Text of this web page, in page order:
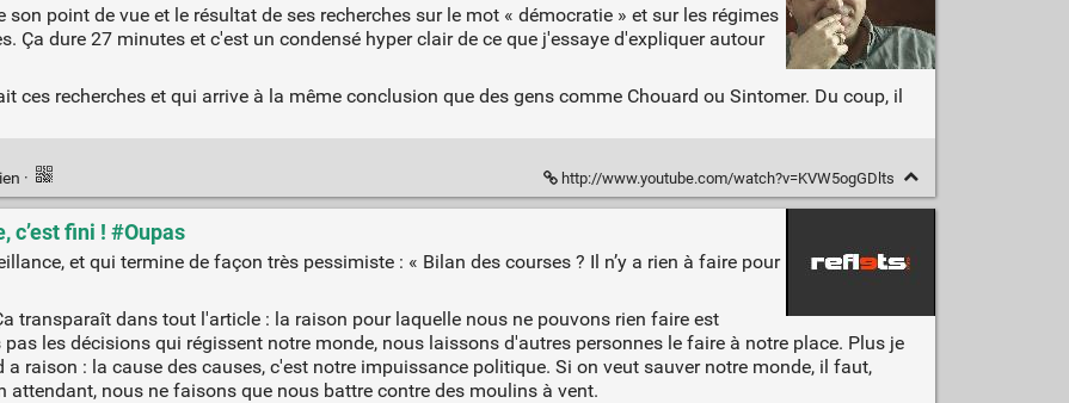
point de vue et le résultat de ses recherches sur le mot « démocratie » et sur les régimes
Ça dure 27 minutes et c'est un condensé hyper clair de ce que j'essaye d'expliquer autour
ces recherches et qui arrive à la même conclusion que des gens comme Chouard ou Sintomer. Du coup, il
· http://www.youtube.com/watch?v=KVW5ogGDlts
c’est fini ! #Oupas
et qui termine de façon très pessimiste : « Bilan des courses ? Il n’y a rien à faire pour
transparaît dans tout l'article : la raison pour laquelle nous ne pouvons rien faire est
les décisions qui régissent notre monde, nous laissons d'autres personnes le faire à notre place. Plus je
raison : la cause des causes, c'est notre impuissance politique. Si on veut sauver notre monde, il faut,
attendant, nous ne faisons que nous battre contre des moulins à vent.